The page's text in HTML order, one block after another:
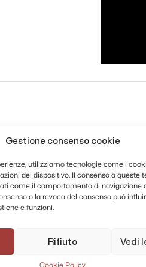
Gestione consenso cookie
utilizziamo tecnologie come i
del dispositivo. Il consenso a queste
come il comportamento di navigazione
o la revoca del consenso può
e funzioni.
Rifiuto Vedi
Cookie Policy